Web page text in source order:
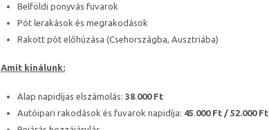
Belföldi ponyvás fuvarok
Pót lerakások és megrakodások
Rakott pót előhúzása (Csehországba, Ausztriába)
Amit kínálunk:
Alap napidíjas elszámolás: 38.000 Ft
Autóipari rakodások és fuvarok napidíja: 45.000 Ft / 52.000 Ft